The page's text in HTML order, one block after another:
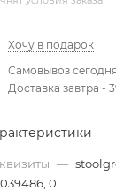
Хочу в подарок
Самовывоз
Доставка завтра -
—
0